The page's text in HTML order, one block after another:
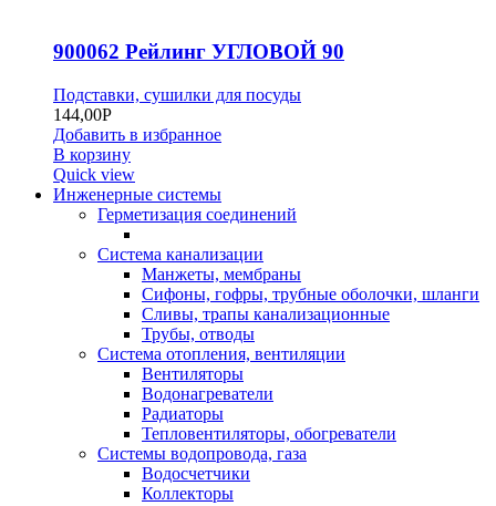
900062 Рейлинг УГЛОВОЙ 90
Подставки, сушилки для посуды
144,00Р
Добавить в избранное
В корзину
Quick view
Инженерные системы
Герметизация соединений
Система канализации
Манжеты, мембраны
Сифоны, гофры, трубные оболочки, шланги
Сливы, трапы канализационные
Трубы, отводы
Система отопления, вентиляции
Вентиляторы
Водонагреватели
Радиаторы
Тепловентиляторы, обогреватели
Системы водопровода, газа
Водосчетчики
Коллекторы